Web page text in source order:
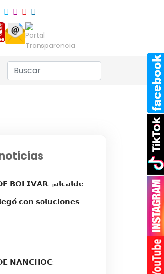
𝗕𝗢𝗟𝗜́𝗩𝗔𝗥: ¡𝗮𝗹𝗰𝗮𝗹𝗱𝗲
𝗰𝗼𝗻 𝘀𝗼𝗹𝘂𝗰𝗶𝗼𝗻𝗲𝘀
𝗡𝗔𝗡𝗖𝗛𝗢𝗖: